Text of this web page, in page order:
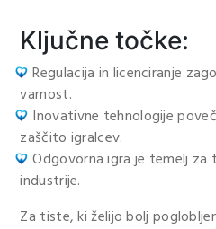
Ključne točke:
Regulacija in licenciranje
varnost.
Inovativne tehnologije
zaščito igralcev.
Odgovorna igra je temelj za
industrije.
Za tiste, ki želijo bolj